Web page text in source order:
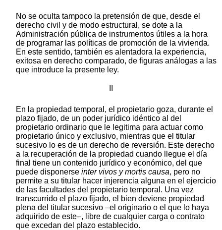
No se oculta tampoco la pretensión de que, desde el
derecho civil y de modo estructural, se dote a la
Administración pública de instrumentos útiles a la hora
de programar las políticas de promoción de la vivienda.
En este sentido, también es alentadora la experiencia,
exitosa en derecho comparado, de figuras análogas a las
que introduce la presente ley.
En la propiedad temporal, el propietario goza, durante el
plazo fijado, de un poder jurídico idéntico al del
propietario ordinario que le legitima para actuar como
propietario único y exclusivo, mientras que el titular
sucesivo lo es de un derecho de reversión. Este derecho
a la recuperación de la propiedad cuando llegue el día
final tiene un contenido jurídico y económico, del que
puede disponerse inter vivos y mortis causa, pero no
permite a su titular hacer injerencia alguna en el ejercicio
de las facultades del propietario temporal. Una vez
transcurrido el plazo fijado, el bien deviene propiedad
plena del titular sucesivo –el originario o el que lo haya
adquirido de este–, libre de cualquier carga o contrato
que excedan del plazo establecido.